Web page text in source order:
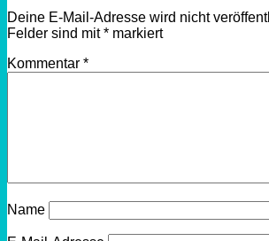
Deine E-Mail-Adresse wird nicht
Felder sind mit* markiert
Kommentar *
Name